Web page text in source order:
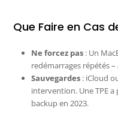
Que Faire en Cas
Ne forcez pas : Un
redémarrages répétés
Sauvegardes : iCloud
intervention. Une TPE
backup en 2023.